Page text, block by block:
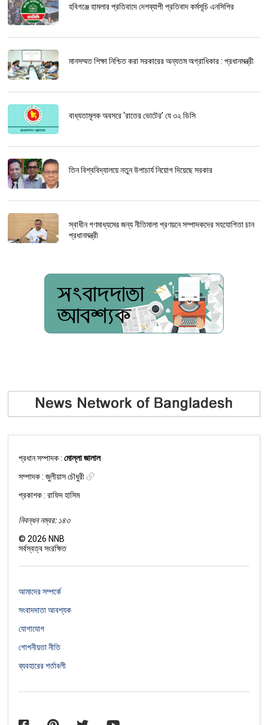
হবিগঞ্জে হামলার প্রতিবাদে দেশব্যাপী প্রতিবাদ কর্মসূচি এনসিপির
মানসম্মত শিক্ষা নিশ্চিত করা সরকারের অন্যতম অগ্রাধিকার : প্রধানমন্ত্রী
বাধ্যতামূলক অবসরে ‘রাতের ভোটের’ যে ৩২ ডিসি
তিন বিশ্ববিদ্যালয়ে নতুন উপাচার্য নিয়োগ দিয়েছে সরকার
স্বাধীন গণমাধ্যমের জন্য নীতিমালা প্রণয়নে সম্পাদকদের সহযোগিতা চান
প্রধানমন্ত্রী
প্রধান সম্পাদক :মোল্লা জালাল
সম্পাদক :জুলীয়াস চৌধুরী
প্রকাশক : রাফিদ হাসিম
নিবন্ধন নম্বর: ১৪৩
©2026 NNB
সর্বস্বত্ব সংরক্ষিত
আমাদের সম্পর্কে
সংবাদদাতা আবশ্যক
যোগাযোগ
গোপনীয়তা নীতি
ব্যবহারের শর্তাবলী